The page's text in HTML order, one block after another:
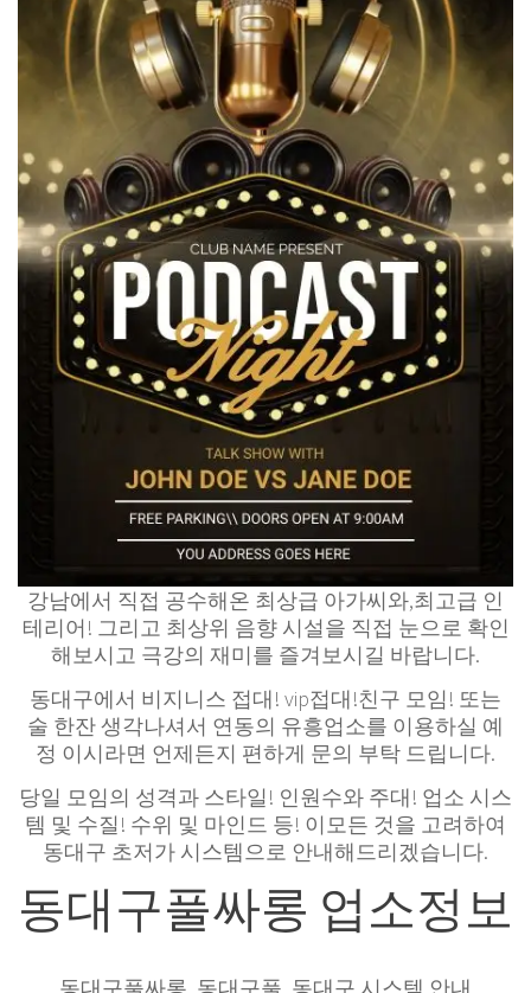
강남에서 직접 공수해온 최상급 아가씨와,최고급 인
테리어! 그리고 최상위 음향 시설을 직접 눈으로 확인
해보시고 극강의 재미를 즐겨보시길 바랍니다.
동대구에서 비지니스 접대! vip접대!친구 모임! 또는
술 한잔 생각나셔서 연동의 유흥업소를 이용하실 예
정 이시라면 언제든지 편하게 문의 부탁 드립니다.
당일 모임의 성격과 스타일! 인원수와 주대! 업소 시스
템 및 수질! 수위 및 마인드 등! 이모든 것을 고려하여
동대구 초저가 시스템으로 안내해드리겠습니다.
동대구풀싸롱 업소정보